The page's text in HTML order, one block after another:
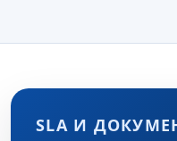
SLA И